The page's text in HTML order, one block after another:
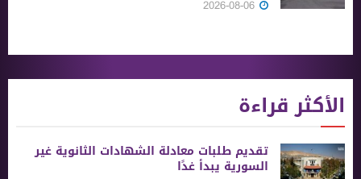
الأكثر قراءة
تقديم طلبات معادلة الشهادات الثانوية ‏غير
السورية يبدأ غدًا